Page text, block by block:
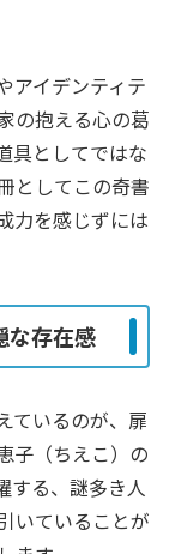
アイデンティテ
の抱える心の葛
具としてではな
としてこの奇書
力を感じずには
な存在感
ているのが、扉
子（ちえこ）の
する、謎多き人
いていることが